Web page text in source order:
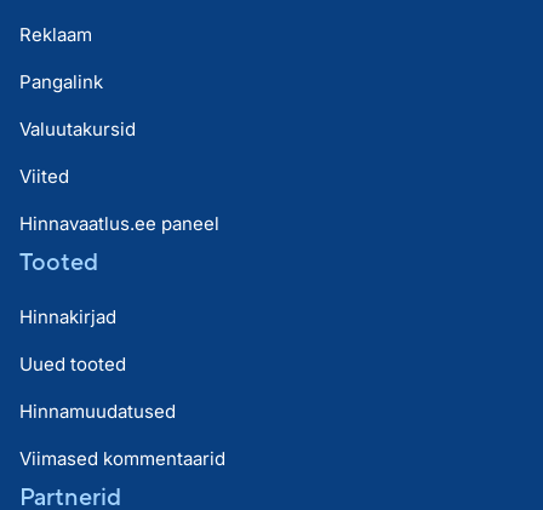
Reklaam
Pangalink
Valuutakursid
Viited
Hinnavaatlus.ee paneel
Tooted
Hinnakirjad
Uued tooted
Hinnamuudatused
Viimased kommentaarid
Partnerid